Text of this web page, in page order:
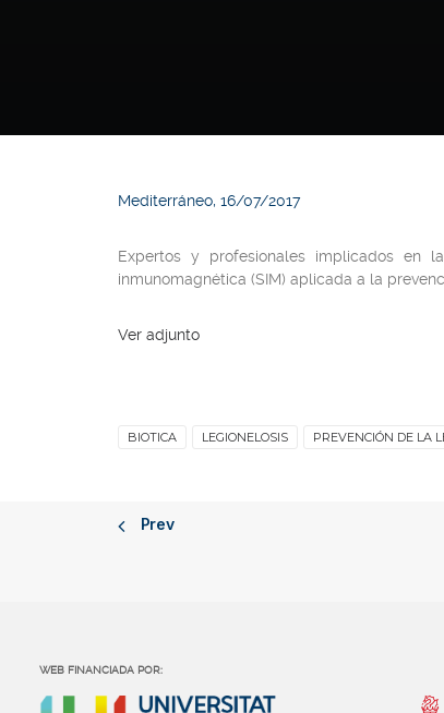
Mediterráneo, 16/07/2017
Expertos y profesionales implicados en
inmunomagnética (SIM) aplicada a la
Ver adjunto
BIOTICA LEGIONELOSIS PREVENCIÓN DE LA
Prev
WEB FINANCIADA POR: